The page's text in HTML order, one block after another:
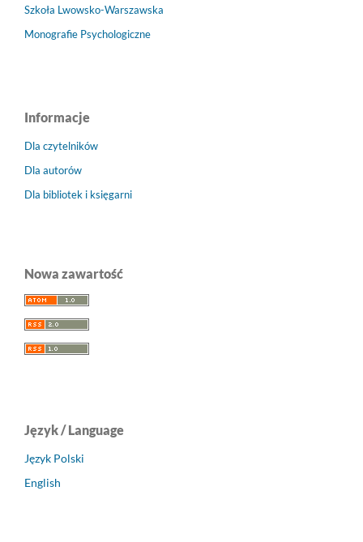
Szkoła Lwowsko-Warszawska
Monografie Psychologiczne
Informacje
Dla czytelników
Dla autorów
Dla bibliotek i księgarni
Nowa zawartość
Język / Language
Język Polski
English